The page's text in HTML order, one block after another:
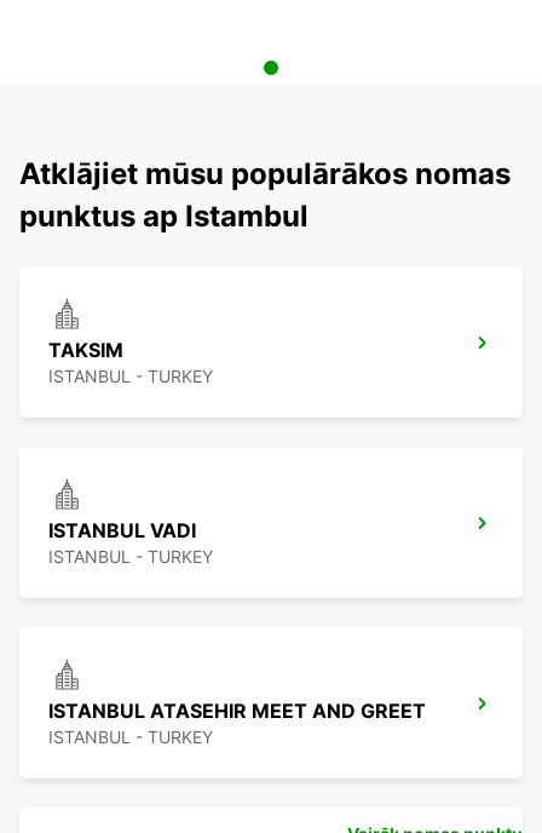
Atklājiet mūsu populārākos nomas
punktus ap Istambul
TAKSIM
ISTANBUL - TURKEY
ISTANBUL VADI
ISTANBUL - TURKEY
ISTANBUL ATASEHIR MEET AND GREET
ISTANBUL - TURKEY